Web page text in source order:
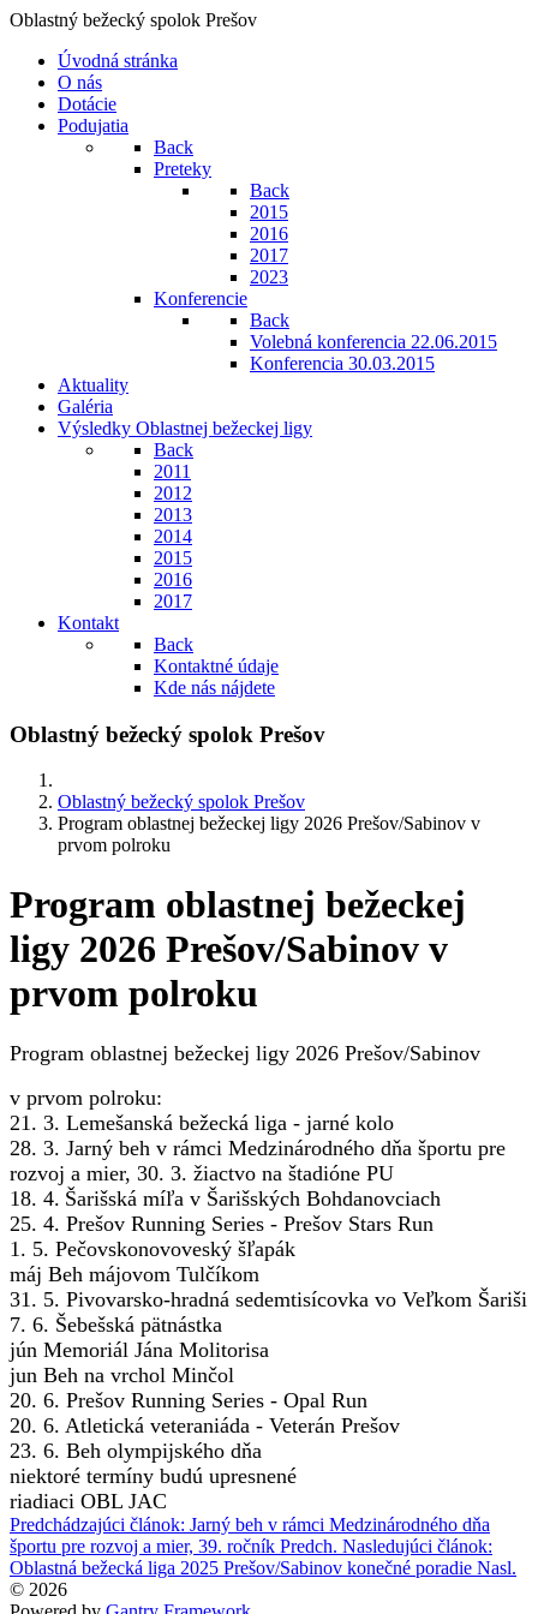
Oblastný bežecký spolok Prešov
Úvodná stránka
O nás
Dotácie
Podujatia
Back
Preteky
Back
2015
2016
2017
2023
Konferencie
Back
Volebná konferencia 22.06.2015
Konferencia 30.03.2015
Aktuality
Galéria
Výsledky Oblastnej bežeckej ligy
Back
2011
2012
2013
2014
2015
2016
2017
Kontakt
Back
Kontaktné údaje
Kde nás nájdete
Oblastný bežecký spolok Prešov
Oblastný bežecký spolok Prešov
Program oblastnej bežeckej ligy 2026 Prešov/Sabinov v
prvom polroku
Program oblastnej bežeckej
ligy 2026 Prešov/Sabinov v
prvom polroku
Program oblastnej bežeckej ligy 2026 Prešov/Sabinov
v prvom polroku:
21. 3. Lemešanská bežecká liga - jarné kolo
28. 3. Jarný beh v rámci Medzinárodného dňa športu pre
rozvoj a mier, 30. 3. žiactvo na štadióne PU
18. 4. Šarišská míľa v Šarišských Bohdanovciach
25. 4. Prešov Running Series - Prešov Stars Run
1. 5. Pečovskonovoveský šľapák
máj Beh májovom Tulčíkom
31. 5. Pivovarsko-hradná sedemtisícovka vo Veľkom Šariši
7. 6. Šebešská pätnástka
jún Memoriál Jána Molitorisa
jun Beh na vrchol Minčol
20. 6. Prešov Running Series - Opal Run
20. 6. Atletická veteraniáda - Veterán Prešov
23. 6. Beh olympijského dňa
niektoré termíny budú upresnené
riadiaci OBL JAC
Predchádzajúci článok: Jarný beh v rámci Medzinárodného dňa
športu pre rozvoj a mier, 39. ročník Predch. Nasledujúci článok:
Oblastná bežecká liga 2025 Prešov/Sabinov konečné poradie Nasl.
© 2026